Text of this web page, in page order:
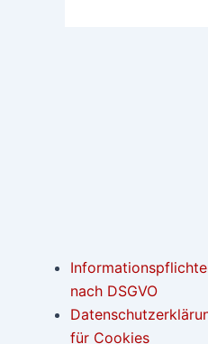
nach DSGVO
für Cookies